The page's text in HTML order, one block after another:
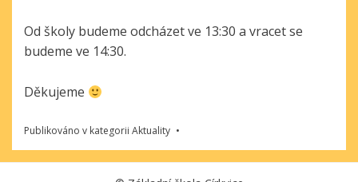
Od školy budeme odcházet ve 13:30 a vracet se
budeme ve 14:30.
Děkujeme
Publikováno v kategorii Aktuality